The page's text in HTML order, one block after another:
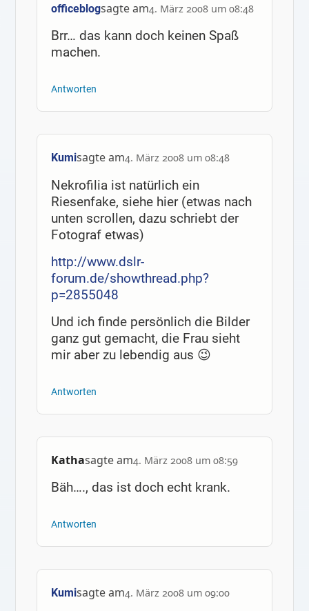
officeblogsagte am4. März 2008 um 08:48
Brr… das kann doch keinen Spaß
machen.
Antworten
Kumisagte am4. März 2008 um 08:48
Nekrofilia ist natürlich ein
Riesenfake, siehe hier (etwas nach
unten scrollen, dazu schriebt der
Fotograf etwas)
http://www.dslr-
forum.de/showthread.php?
p=2855048
Und ich finde persönlich die Bilder
ganz gut gemacht, die Frau sieht
mir aber zu lebendig aus 😉
Antworten
Kathasagte am4. März 2008 um 08:59
Bäh…., das ist doch echt krank.
Antworten
Kumisagte am4. März 2008 um 09:00